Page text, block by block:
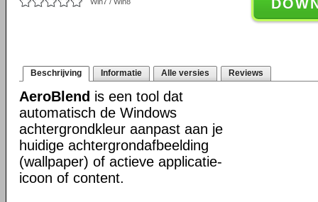
Beschrijving Informatie Alle versies Reviews
AeroBlend is een tool dat
automatisch de Windows
achtergrondkleur aanpast aan je
huidige achtergrondafbeelding
(wallpaper) of actieve applicatie-
icoon of content.